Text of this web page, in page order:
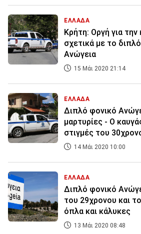
ΕΛΛΑΔΑ
Κρήτη: Οργή για
σχετικά με το
Ανώγεια
15 Μάι 2020 21:14
ΕΛΛΑΔΑ
Διπλό φονικό
μαρτυρίες - Ο
στιγμές του
14 Μάι 2020 10:00
ΕΛΛΑΔΑ
Διπλό φονικό
του 29χρονου και
όπλα και κάλυκες
13 Μάι 2020 08:48